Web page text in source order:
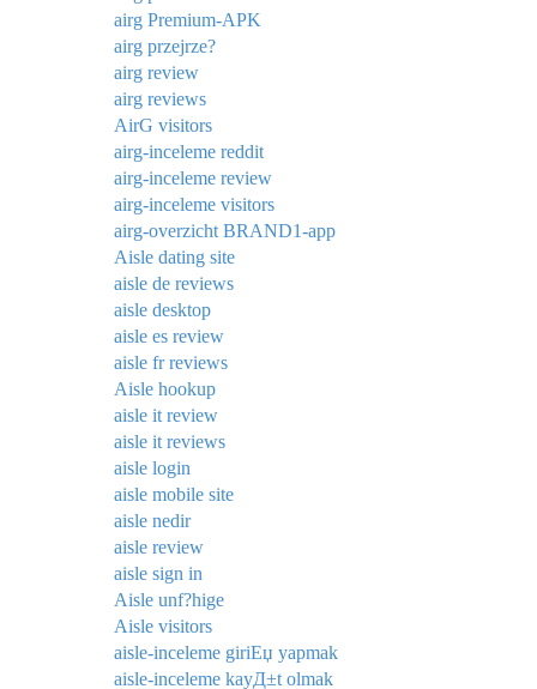
airg Premium-APK
airg przejrze?
airg review
airg reviews
AirG visitors
airg-inceleme reddit
airg-inceleme review
airg-inceleme visitors
airg-overzicht BRAND1-app
Aisle dating site
aisle de reviews
aisle desktop
aisle es review
aisle fr reviews
Aisle hookup
aisle it review
aisle it reviews
aisle login
aisle mobile site
aisle nedir
aisle review
aisle sign in
Aisle unf?hige
Aisle visitors
aisle-inceleme giriЕџ yapmak
aisle-inceleme kayД±t olmak